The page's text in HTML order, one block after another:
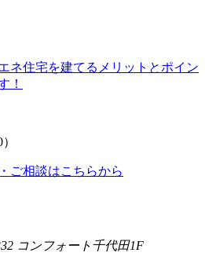
ネ住宅を建てるメリットとポイン
！
ご相談はこちらから
コンフォート千代田1F